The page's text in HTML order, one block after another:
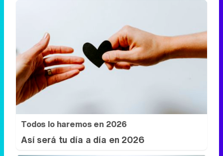
Todos lo haremos en 2026
Así será tu día a día en 2026